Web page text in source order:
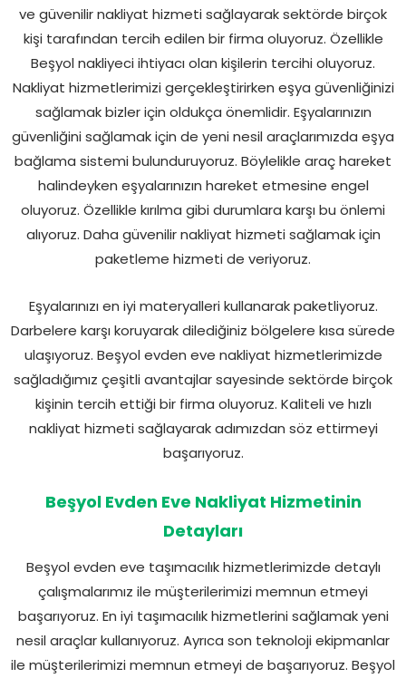
ve güvenilir nakliyat hizmeti sağlayarak sektörde birçok
kişi tarafından tercih edilen bir firma oluyoruz. Özellikle
Beşyol nakliyeci ihtiyacı olan kişilerin tercihi oluyoruz.
Nakliyat hizmetlerimizi gerçekleştirirken eşya güvenliğinizi
sağlamak bizler için oldukça önemlidir. Eşyalarınızın
güvenliğini sağlamak için de yeni nesil araçlarımızda eşya
bağlama sistemi bulunduruyoruz. Böylelikle araç hareket
halindeyken eşyalarınızın hareket etmesine engel
oluyoruz. Özellikle kırılma gibi durumlara karşı bu önlemi
alıyoruz. Daha güvenilir nakliyat hizmeti sağlamak için
paketleme hizmeti de veriyoruz.
Eşyalarınızı en iyi materyalleri kullanarak paketliyoruz.
Darbelere karşı koruyarak dilediğiniz bölgelere kısa sürede
ulaşıyoruz. Beşyol evden eve nakliyat hizmetlerimizde
sağladığımız çeşitli avantajlar sayesinde sektörde birçok
kişinin tercih ettiği bir firma oluyoruz. Kaliteli ve hızlı
nakliyat hizmeti sağlayarak adımızdan söz ettirmeyi
başarıyoruz.
Beşyol Evden Eve Nakliyat Hizmetinin
Detayları
Beşyol evden eve taşımacılık hizmetlerimizde detaylı
çalışmalarımız ile müşterilerimizi memnun etmeyi
başarıyoruz. En iyi taşımacılık hizmetlerini sağlamak yeni
nesil araçlar kullanıyoruz. Ayrıca son teknoloji ekipmanlar
ile müşterilerimizi memnun etmeyi de başarıyoruz. Beşyol